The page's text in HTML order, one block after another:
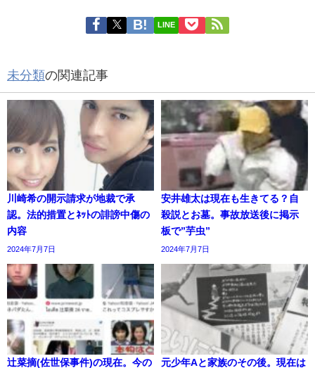
LINE
未分類の関連記事
川崎希の開示請求が地裁で承
認。法的措置とﾈｯﾄの誹謗中傷の
内容
2024年7月7日
安井雄太は現在も生きてる？自
殺説とお墓。事故放送後に掲示
板で”芋虫”
2024年7月7日
辻菜摘(佐世保事件)の現在。今の
元少年Aと家族のその後。現在は